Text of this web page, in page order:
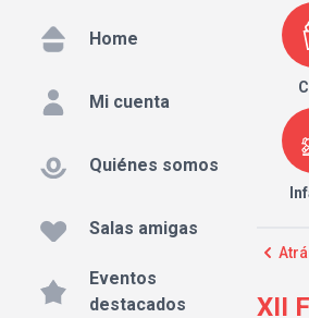
Home
Mi cuenta
Quiénes somos
Salas amigas
Eventos
destacados
XII